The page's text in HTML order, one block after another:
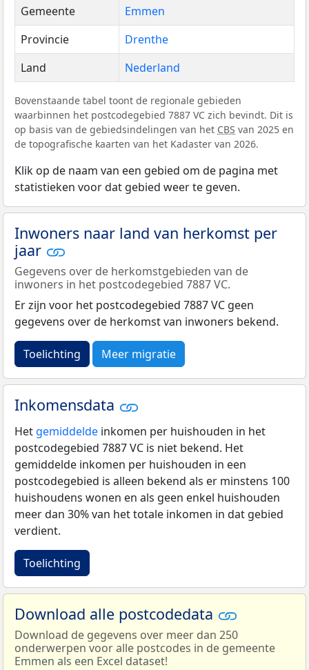
Gemeente
Emmen
Provincie
Drenthe
Land
Nederland
Bovenstaande tabel toont de regionale gebieden
waarbinnen het postcodegebied 7887 VC zich bevindt. Dit is
op basis van de gebiedsindelingen van het CBS van 2025 en
de topografische kaarten van het Kadaster van 2026.
Klik op de naam van een gebied om de pagina met
statistieken voor dat gebied weer te geven.
Inwoners naar land van herkomst per
jaar
Gegevens over de herkomstgebieden van de
inwoners in het postcodegebied 7887 VC.
Er zijn voor het postcodegebied 7887 VC geen
gegevens over de herkomst van inwoners bekend.
Toelichting Meer migratie
Inkomensdata
Het gemiddelde inkomen per huishouden in het
postcodegebied 7887 VC is niet bekend. Het
gemiddelde inkomen per huishouden in een
postcodegebied is alleen bekend als er minstens 100
huishoudens wonen en als geen enkel huishouden
meer dan 30% van het totale inkomen in dat gebied
verdient.
Toelichting
Download alle postcodedata
Download de gegevens over meer dan 250
onderwerpen voor alle postcodes in de gemeente
Emmen als een Excel dataset!